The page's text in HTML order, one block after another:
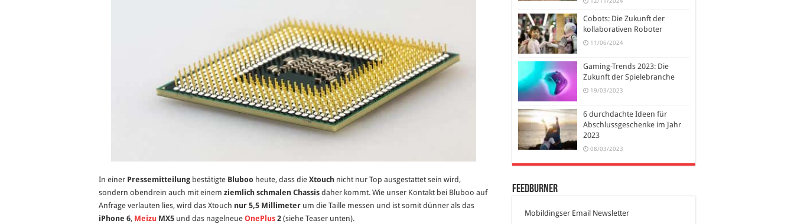
In einer Pressemitteilung bestätigte Bluboo heute, dass die Xtouch nicht nur Top ausgestattet sein wird,
sondern obendrein auch mit einem ziemlich schmalen Chassis daher kommt. Wie unser Kontakt bei Bluboo auf
Anfrage verlauten lies, wird das Xtouch nur 5,5 Millimeter um die Taille messen und ist somit dünner als das
iPhone 6, Meizu MX5 und das nagelneue OnePlus 2 (siehe Teaser unten).
Cobots: Die Zukunft der
kollaborativen Roboter
11/06/2024
Gaming-Trends 2023: Die
Zukunft der Spielebranche
19/03/2023
6 durchdachte Ideen für
Abschlussgeschenke im Jahr
2023
08/03/2023
FeedBurner
Mobildingser Email Newsletter